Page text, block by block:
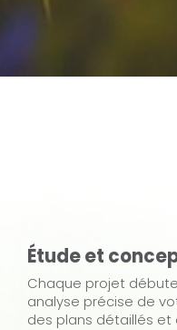
Étude et
Chaque projet
analyse précise de
des plans détaillés et